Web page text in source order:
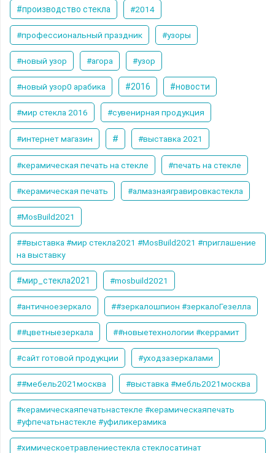
#производство стекла #2014
#профессиональный праздник #узоры
#новый узор #агора #узор
#новый узор0 арабика #2016 #новости
#мир стекла 2016 #сувенирная продукция
#интернет магазин # #выставка 2021
#керамическая печать на стекле #печать на стекле
#керамическая печать #алмазнаягравировкастекла
#MosBuild2021
##выставка #мир стекла2021 #MosBuild2021 #приглашение
на выставку
#мир_стекла2021 #mosbuild2021
#античноезеркало ##зеркалошпион #зеркалоГезелла
##цветныезеркала ##новыетехнологии #керрамит
#сайт готовой продукции #уходзазеркалами
##мебель2021москва #выставка #мебль2021москва
#керамическаяпечатьнастекле #керамическаяпечать
#уфпечатьнастекле #уфиликерамика
#химическоетравлениестекла стеклосатинат